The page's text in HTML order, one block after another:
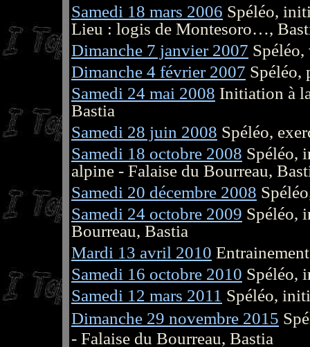
Samedi 18 mars 2006 Spéléo,
Lieu : logis de Montesoro…,
Dimanche 7 janvier 2007
Dimanche 4 février 2007 Spéléo,
Samedi 24 mai 2008 Initiation à
Bastia
Samedi 28 juin 2008 Spéléo,
Samedi 18 octobre 2008 Spéléo,
alpine - Falaise du Bourreau,
Samedi 20 décembre 2008
Samedi 24 octobre 2009 Spéléo,
Bourreau, Bastia
Mardi 13 avril 2010
Samedi 16 octobre 2010 Spéléo,
Samedi 12 mars 2011 Spéléo,
Dimanche 29 novembre 2015
- Falaise du Bourreau, Bastia